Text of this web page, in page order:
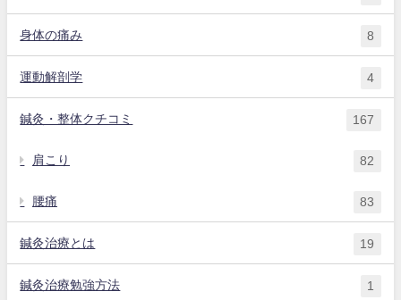
身体の痛み 8
運動解剖学 4
鍼灸・整体クチコミ 167
肩こり 82
腰痛 83
鍼灸治療とは 19
鍼灸治療勉強方法 1